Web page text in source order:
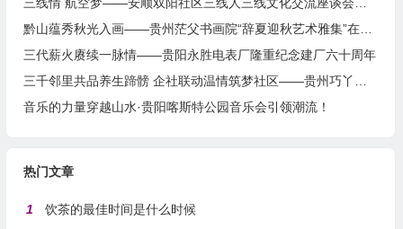
黔山蕴秀秋光入画——贵州茫父书画院“辞夏迎秋艺术雅集”在花溪公园举行
三代薪火赓续一脉情——贵阳永胜电表厂隆重纪念建厂六十周年
音乐的力量穿越山水·贵阳喀斯特公园音乐会引领潮流！
热门文章
1
饮茶的最佳时间是什么时候